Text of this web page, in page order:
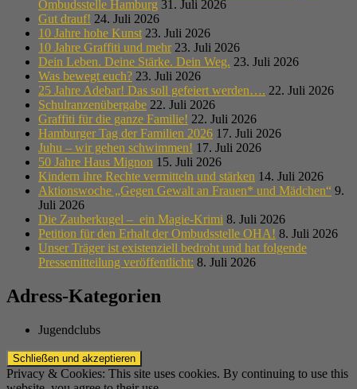
Ombudsstelle Hamburg 31. Juli 2026
Gut drauf! 24. Juli 2026
10 Jahre hohe Kunst 23. Juli 2026
10 Jahre Graffiti und mehr 23. Juli 2026
Dein Leben. Deine Stärke. Dein Weg. 23. Juli 2026
Was bewegt euch? 23. Juli 2026
25 Jahre Adebar! Das soll gefeiert werden…. 22. Juli 2026
Schulranzenübergabe 22. Juli 2026
Graffiti für die ganze Familie! 22. Juli 2026
Hamburger Tag der Familien 2026 17. Juli 2026
Juhu – wir gehen schwimmen! 17. Juli 2026
50 Jahre Haus Mignon 15. Juli 2026
Kindern ihre Rechte vermitteln und stärken 14. Juli 2026
Aktionswoche „Gegen Gewalt an Frauen* und Mädchen“ 9.
Juli 2026
Die Zauberkugel – ein Magie-Krimi 8. Juli 2026
Petition für den Erhalt der Ombudsstelle OHA! 8. Juli 2026
Unser Träger ist existenziell bedroht und hat folgende
Pressemitteilung veröffentlicht: 8. Juli 2026
Adress-Kategorien
Jugendclubs
Privacy & Cookies: This site uses cookies. By continuing to use this